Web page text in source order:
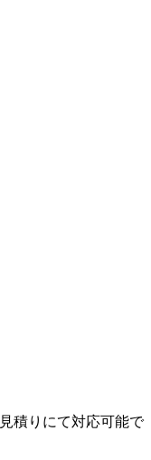
積りにて対応可能で